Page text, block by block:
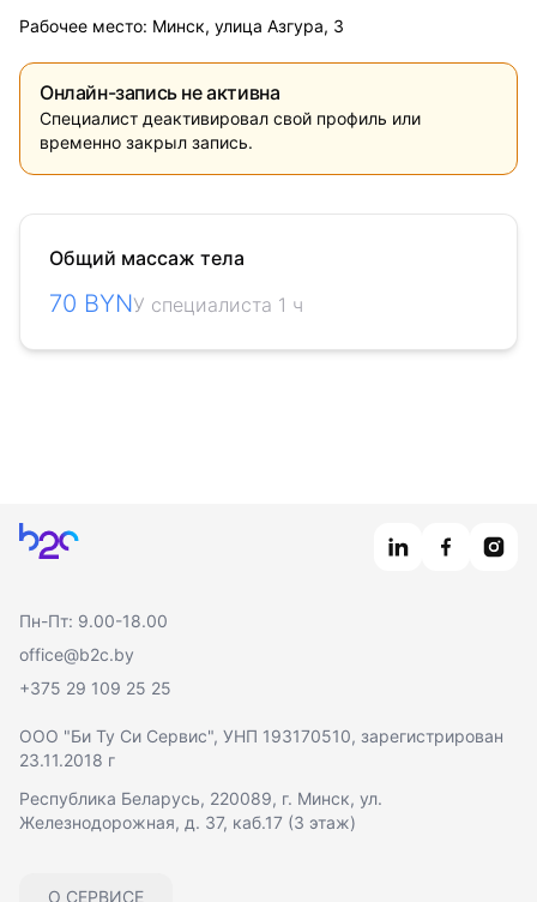
Рабочее место: Минск, улица Азгура, 3
Онлайн-запись не активна
Специалист деактивировал свой профиль или
временно закрыл запись.
Общий массаж тела
70 BYNУ специалиста 1 ч
Главная
Пн-Пт: 9.00-18.00
office@b2c.by
+375 29 109 25 25
О СЕРВИСЕ
ООО "Би Ту Си Сервис", УНП 193170510, зарегистрирован
23.11.2018 г
Республика Беларусь, 220089, г. Минск, ул.
Железнодорожная, д. 37, каб.17 (3 этаж)